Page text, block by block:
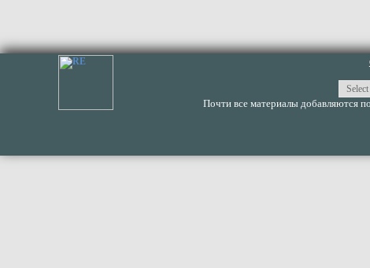
Почти все материалы добавляются